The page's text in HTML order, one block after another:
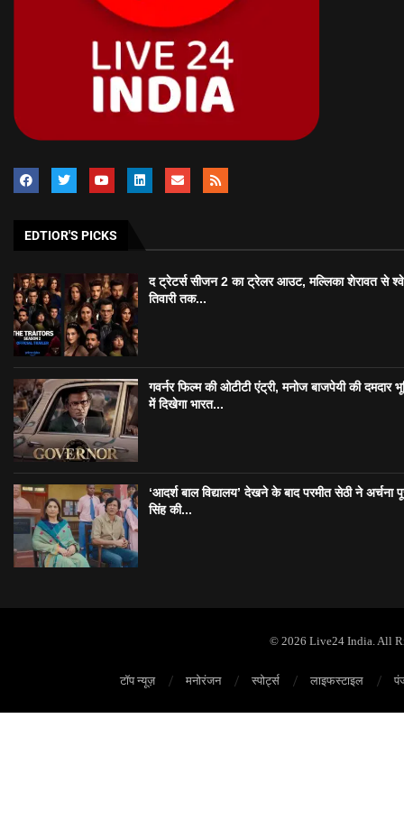
EDTIOR'S PICKS
द ट्रेटर्स सीजन 2 का ट्रेलर आउट, मल्लिका शेरावत से
तिवारी तक...
गवर्नर फिल्म की ओटीटी एंट्री, मनोज बाजपेयी की दमदार
में दिखेगा भारत...
‘आदर्श बाल विद्यालय’ देखने के बाद परमीत सेठी ने अर्चना
सिंह की...
© 2026 Live24 India. All
टॉप न्यूज़ मनोरंजन स्पोर्ट्स लाइफस्टाइल